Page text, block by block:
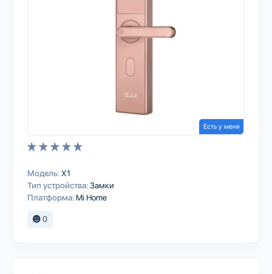
Есть у меня
Модель:X1
Тип устройства:Замки
Платформа: Mi Home
0